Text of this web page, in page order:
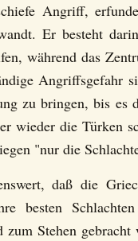
Angriff,
Er besteht
während das
Angriffsgefahr
zu bringen, bis es
wieder die Türken
"nur die
daß die
besten
zum Stehen